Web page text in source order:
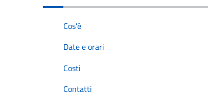
Cos'è
Date e orari
Costi
Contatti